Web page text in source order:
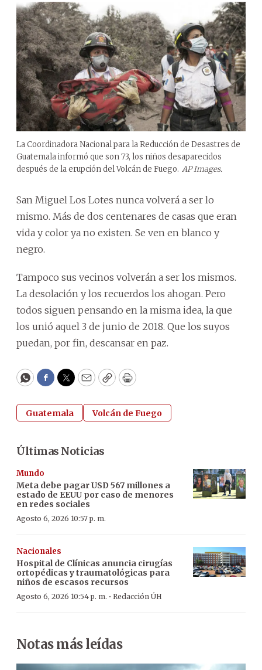
La Coordinadora Nacional para la Reducción de Desastres de
Guatemala informó que son 73, los niños desaparecidos
después de la erupción del Volcán de Fuego. AP Images.
San Miguel Los Lotes nunca volverá a ser lo
mismo. Más de dos centenares de casas que eran
vida y color ya no existen. Se ven en blanco y
negro.
Tampoco sus vecinos volverán a ser los mismos.
La desolación y los recuerdos los ahogan. Pero
todos siguen pensando en la misma idea, la que
los unió aquel 3 de junio de 2018. Que los suyos
puedan, por fin, descansar en paz.
WhatsApp
Facebook
Twitter
EmailCopyPrint
Guatemala Volcán de Fuego
Últimas Noticias
Mundo
Meta debe pagar USD 567 millones a
estado de EEUU por caso de menores
en redes sociales
Agosto 6, 2026 10:57 p. m.
Nacionales
Hospital de Clínicas anuncia cirugías
ortopédicas y traumatológicas para
niños de escasos recursos
Agosto 6, 2026 10:54 p. m. · Redacción ÚH
Notas más leídas